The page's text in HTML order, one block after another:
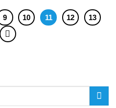
9 10 11 12 13